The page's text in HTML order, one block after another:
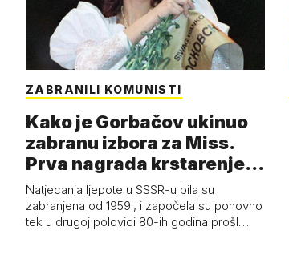
ZABRANILI KOMUNISTI
Kako je Gorbačov ukinuo
zabranu izbora za Miss.
Prva nagrada krstarenje
Jadran…
Natjecanja ljepote u SSSR-u bila su
zabranjena od 1959., i započela su ponovno
tek u drugoj polovici 80-ih godina prošl…